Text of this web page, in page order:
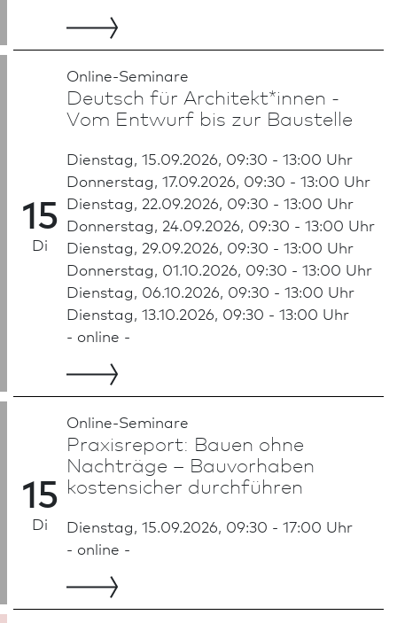
15
Di
Online-Seminare
Deutsch für Architekt*innen -
Vom Entwurf bis zur Baustelle
Dienstag, 15.09.2026, 09:30 - 13:00 Uhr
Donnerstag, 17.09.2026, 09:30 - 13:00 Uhr
Dienstag, 22.09.2026, 09:30 - 13:00 Uhr
Donnerstag, 24.09.2026, 09:30 - 13:00 Uhr
Dienstag, 29.09.2026, 09:30 - 13:00 Uhr
Donnerstag, 01.10.2026, 09:30 - 13:00 Uhr
Dienstag, 06.10.2026, 09:30 - 13:00 Uhr
Dienstag, 13.10.2026, 09:30 - 13:00 Uhr
- online -
15
Di
Online-Seminare
Praxisreport: Bauen ohne
Nachträge – Bauvorhaben
kostensicher durchführen
Dienstag, 15.09.2026, 09:30 - 17:00 Uhr
- online -